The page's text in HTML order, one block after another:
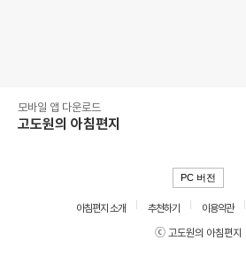
모바일 앱 다운로드
고도원의 아침편지
PC 버전
아침편지 소개 추천하기 이용약관
ⓒ 고도원의 아침편지